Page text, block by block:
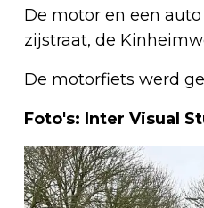
De motor en een
zijstraat, de
De motorfiets werd
Foto's: Inter Visual